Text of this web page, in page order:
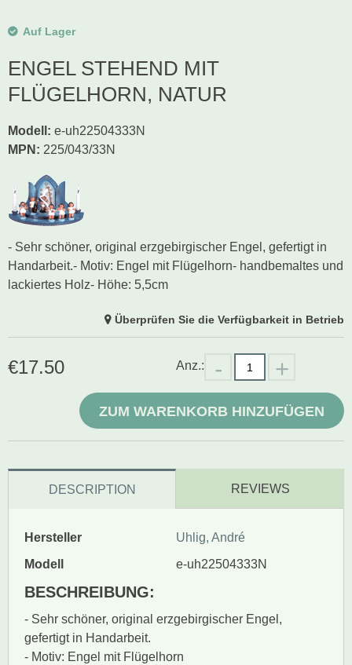
Auf Lager
ENGEL STEHEND MIT
FLÜGELHORN, NATUR
Modell : e-uh22504333N
MPN: 225/043/33N
- Sehr schöner, original erzgebirgischer Engel, gefertigt in
Handarbeit.- Motiv: Engel mit Flügelhorn- handbemaltes und
lackiertes Holz- Höhe: 5,5cm
Überprüfen Sie die Verfügbarkeit in Betrieb
€17.50 Anz.:
ZUM WARENKORB HINZUFÜGEN
DESCRIPTION REVIEWS
Hersteller
Uhlig, André
Modell
e-uh22504333N
BESCHREIBUNG:
- Sehr schöner, original erzgebirgischer Engel,
gefertigt in Handarbeit.
- Motiv: Engel mit Flügelhorn